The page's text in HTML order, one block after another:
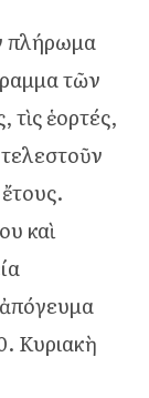
πλήρωμα
τῶν
τὶς ἑορτές,
καὶ
Κυριακὴ